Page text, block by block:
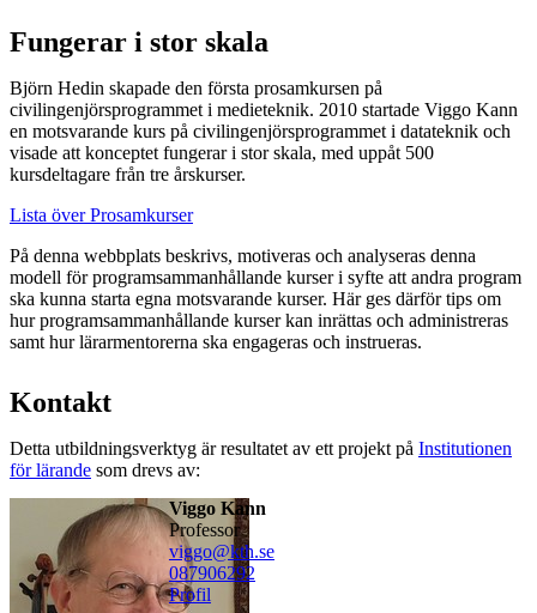
Fungerar i stor skala
Björn Hedin skapade den första prosamkursen på
civilingenjörsprogrammet i medieteknik. 2010 startade Viggo Kann
en motsvarande kurs på civilingenjörsprogrammet i datateknik och
visade att konceptet fungerar i stor skala, med uppåt 500
kursdeltagare från tre årskurser.
Lista över Prosamkurser
På denna webbplats beskrivs, motiveras och analyseras denna
modell för programsammanhållande kurser i syfte att andra program
ska kunna starta egna motsvarande kurser. Här ges därför tips om
hur programsammanhållande kurser kan inrättas och administreras
samt hur lärarmentorerna ska engageras och instrueras.
Kontakt
Detta utbildningsverktyg är resultatet av ett projekt på Institutionen
för lärande som drevs av:
Viggo Kann
professor
viggo@kth.se
087906292
Profil